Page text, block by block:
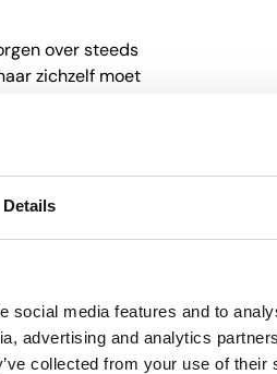
Details
social media features and to
advertising and analytics
collected from your use of their
over steeds
zichzelf moet